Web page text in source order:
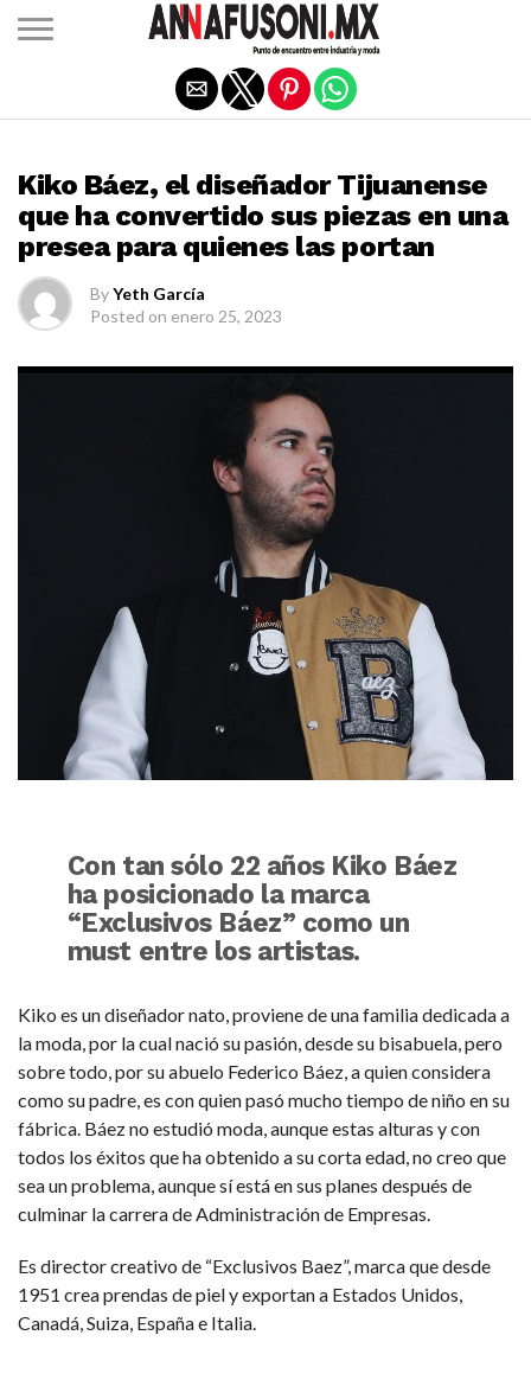
Kiko Báez, el diseñador Tijuanense
que ha convertido sus piezas en una
presea para quienes las portan
ByYeth García
Posted on enero 25, 2023
Con tan sólo 22 años Kiko Báez
ha posicionado la marca
“Exclusivos Báez” como un
must entre los artistas.
Kiko es un diseñador nato, proviene de una familia dedicada a
la moda, por la cual nació su pasión, desde su bisabuela, pero
sobre todo, por su abuelo Federico Báez,a quien considera
como su padre, es con quien pasó mucho tiempo de niño en su
fábrica. Báez no estudió moda, aunque estas alturas y con
todos los éxitos que ha obtenido a su corta edad, no creo que
sea un problema, aunque sí está en sus planes después de
culminar la carrera de Administración de Empresas.
Es director creativo de “Exclusivos Baez”, marca que desde
1951 crea prendas de piel y exportan a Estados Unidos,
Canadá, Suiza, España e Italia.
Salir de la versión móvil